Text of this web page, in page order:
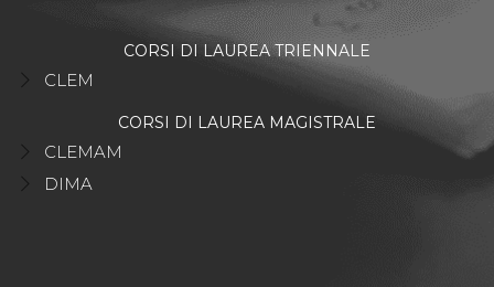
CORSI DI LAUREA TRIENNALE
CLEM
CORSI DI LAUREA MAGISTRALE
CLEMAM
DIMA